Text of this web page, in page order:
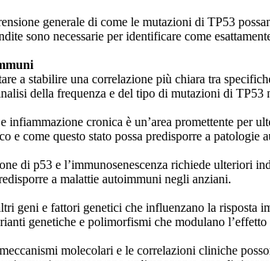
generale di come le mutazioni di TP53
sono necessarie per identificare come
a stabilire una correlazione più chiara tra
della frequenza e del tipo di mutazioni di
infiammazione cronica è un’area promettente per
e come questo stato possa predisporre a patologie
di p53 e l’immunosenescenza richiede ulteriori
a malattie autoimmuni negli anziani​​.
geni e fattori genetici che influenzano la
genetiche e polimorfismi che modulano
molecolari e le correlazioni cliniche